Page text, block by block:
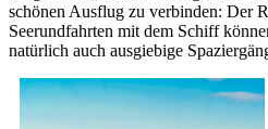
schönen Ausflug zu verbinden: Der
Seerundfahrten mit dem Schiff
natürlich auch ausgiebige